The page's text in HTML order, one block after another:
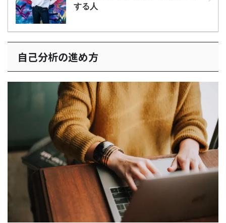
する人
自己分析の進め方